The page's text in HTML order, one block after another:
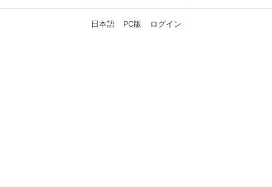
日本語 PC版 ログイン